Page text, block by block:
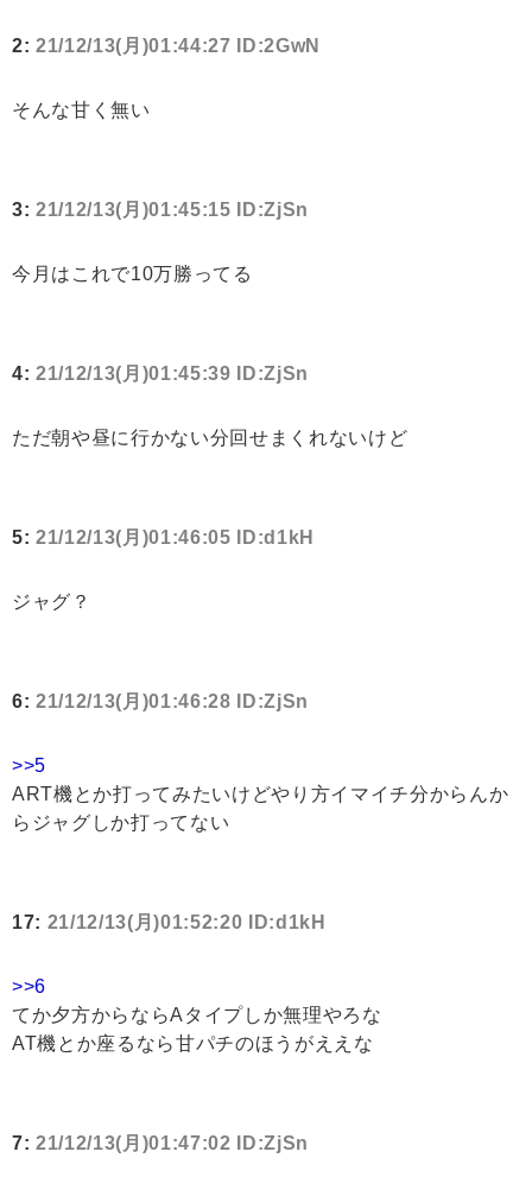
2: 21/12/13(月)01:44:27 ID:2GwN
そんな甘く無い
3: 21/12/13(月)01:45:15 ID:ZjSn
今月はこれで10万勝ってる
4: 21/12/13(月)01:45:39 ID:ZjSn
ただ朝や昼に行かない分回せまくれないけど
5: 21/12/13(月)01:46:05 ID:d1kH
ジャグ？
6: 21/12/13(月)01:46:28 ID:ZjSn
>>5
ART機とか打ってみたいけどやり方イマイチ分からんか
らジャグしか打ってない
17: 21/12/13(月)01:52:20 ID:d1kH
>>6
てか夕方からならAタイプしか無理やろな
AT機とか座るなら甘パチのほうがええな
7: 21/12/13(月)01:47:02 ID:ZjSn